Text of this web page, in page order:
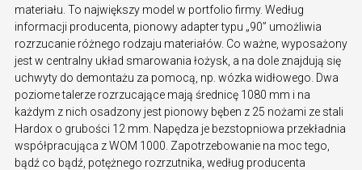
materiału. To największy model w portfolio firmy. Według
informacji producenta, pionowy adapter typu „90” umożliwia
rozrzucanie różnego rodzaju materiałów. Co ważne, wyposażony
jest w centralny układ smarowania łożysk, a na dole znajdują się
uchwyty do demontażu za pomocą, np. wózka widłowego. Dwa
poziome talerze rozrzucające mają średnicę 1080 mm i na
każdym z nich osadzony jest pionowy bęben z 25 nożami ze stali
Hardox o grubości 12 mm. Napędza je bezstopniowa przekładnia
współpracująca z WOM 1000. Zapotrzebowanie na moc tego,
bądź co bądź, potężnego rozrzutnika, według producenta